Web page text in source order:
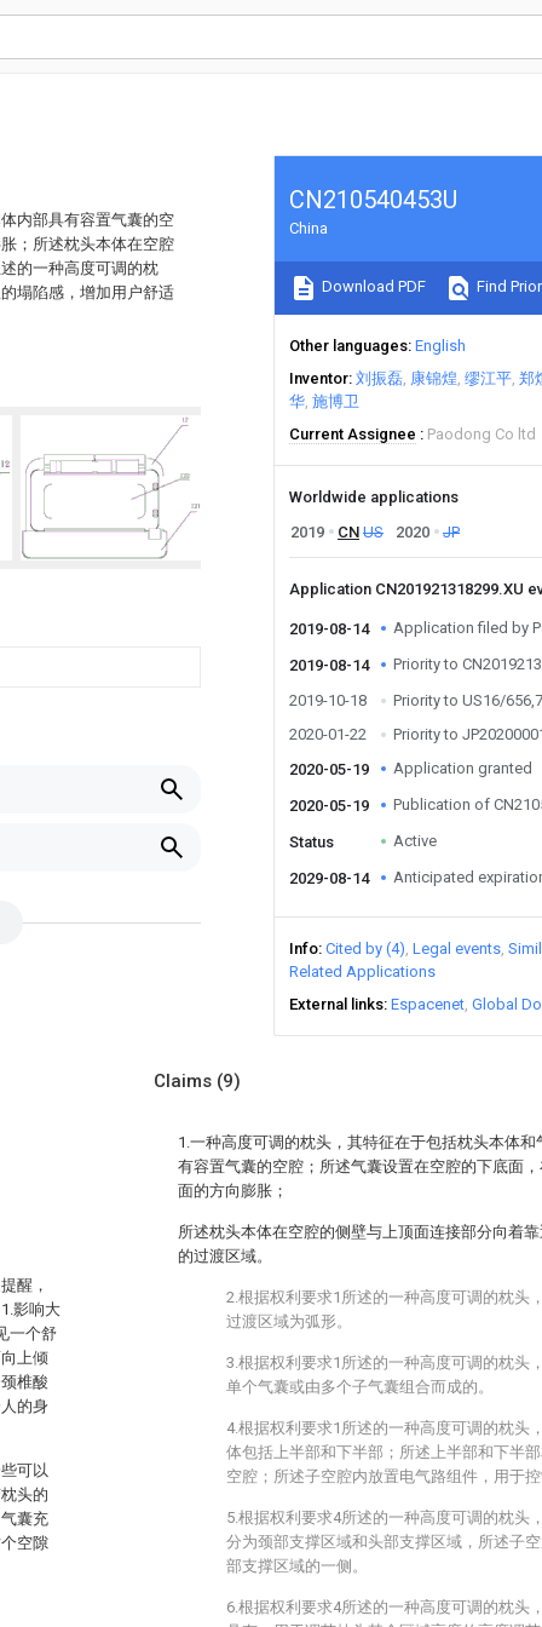
内部具有容置气囊的空
；所述枕头本体在空腔
的一种高度可调的枕
塌陷感，增加用户舒适
CN210540453U
China
Download PDF Find
Other languages English
Inventor 刘振磊 康锦煌 缪江平 郑
华 施博卫
Current Assignee
Paodong Co ltd
Worldwide applications
2019
CN US 2020 JP
Application CN201921318299.XU
2019-08-14 Application filed by
2019-08-14
Priority to
2019-10-18
Priority to US16/
2020-01-22
Priority to
2020-05-19
Application granted
2020-05-19 Publication of
Status Active
2029-08-14 Anticipated
Info Cited by (4) Legal events
Related Applications
External links Espacenet Global
醒，
影响大
一个舒
上倾
椎酸
的身
可以
头的
囊充
空隙
Claims (9)
1.一种高度可调的枕头，其特征在于包括枕头本体
有容置气囊的空腔；所述气囊设置在空腔的下底面
面的方向膨胀；
所述枕头本体在空腔的侧壁与上顶面连接部分向着
的过渡区域。
2.根据权利要求1所述的一种高度可调的枕头
过渡区域为弧形。
3.根据权利要求1所述的一种高度可调的枕头
单个气囊或由多个子气囊组合而成的。
4.根据权利要求1所述的一种高度可调的枕头
体包括上半部和下半部；所述上半部和下半
空腔；所述子空腔内放置电气路组件，用于
5.根据权利要求4所述的一种高度可调的枕头
分为颈部支撑区域和头部支撑区域，所述子
部支撑区域的一侧。
6.根据权利要求4所述的一种高度可调的枕头